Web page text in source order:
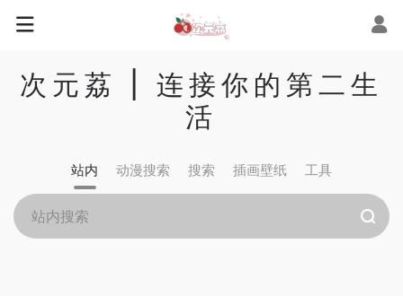
次元荔 | 连接你的第二生
活
站内 动漫搜索 搜索 插画壁纸 工具